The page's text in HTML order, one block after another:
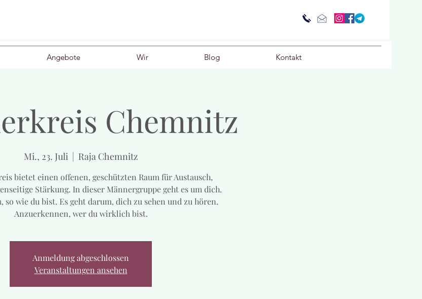
Angebote Wir Blog Kontakt
Chemnitz
Mi., 23. Juli
  |
Raja Chemnitz
bietet einen offenen, geschützten Raum für Austausch,
Stärkung. In dieser Männergruppe geht es um dich.
so wie du bist. Es geht darum, dich zu sehen und zu hören.
Anzuerkennen, wer du wirklich bist.
Anmeldung abgeschlossen
Veranstaltungen ansehen